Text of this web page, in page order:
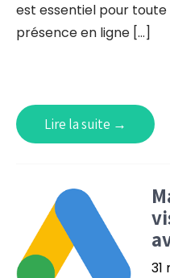
est essentiel pour
présence en ligne […]
Lire la suite →
31